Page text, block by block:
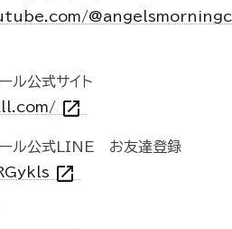
ル公式サイト
open_in_new
ール公式LINE お友達登録
open_in_new